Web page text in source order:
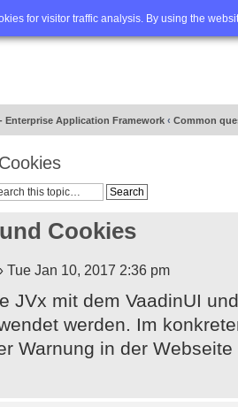
for visitor traffic analysis. By using the
FAQ Advanced
Enterprise Application Framework ‹ Common
Cookies
Tue Jan 10, 2017 2:36 pm
JVx mit dem VaadinUI
werden. Im
Warnung in der